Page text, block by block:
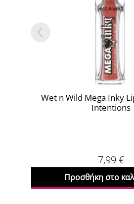
Wet n Wild Mega Inky Lip
Intentions
7,99€
Προσθήκη στο